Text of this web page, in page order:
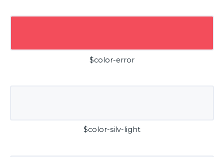
$color-error
$color-silv-light